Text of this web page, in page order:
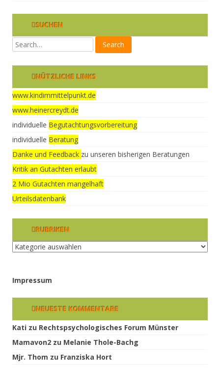
SUCHEN
NÜTZLICHE LINKS
www.kindimmittelpunkt.de
www.heinercreydt.de
individuelle Begutachtungsvorbereitung
individuelle Beratung
Danke und Feedback zu unseren bisherigen Beratungen
Kritik an Gutachten erlaubt
2 Mio Gutachten mangelhaft
Urteilsdatenbank
RUBRIKEN
Rubriken
Impressum
NEUESTE KOMMENTARE
Kati zu Rechtspsychologisches Forum Münster
Mamavon2 zu Melanie Thole-Bachg
Mjr. Thom zu Franziska Hort